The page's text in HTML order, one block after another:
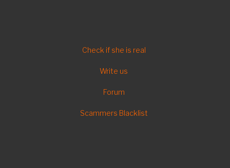
Check if she is real
Write us
Forum
Scammers Blacklist